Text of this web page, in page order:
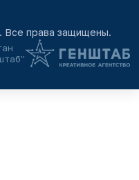
Все права защищены.